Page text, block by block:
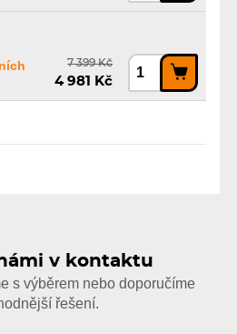
7 399 Kč
4 981 Kč
v kontaktu
s výběrem nebo doporučíme
řešení.